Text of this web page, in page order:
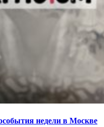
недели в Москве